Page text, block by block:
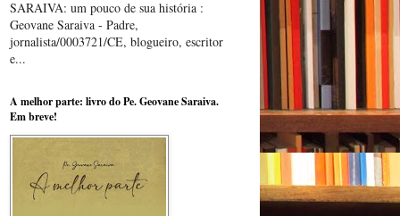
SARAIVA: um pouco de sua história :
Geovane Saraiva - Padre,
jornalista/0003721/CE, blogueiro, escritor
e...
A melhor parte: livro do Pe. Geovane Saraiva.
Em breve!